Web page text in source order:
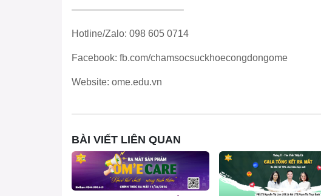
———————————–
Hotline/Zalo: 098 605 0714
Facebook: fb.com/chamsocsuckhoecongdongome
Website: ome.edu.vn
BÀI VIẾT LIÊN QUAN